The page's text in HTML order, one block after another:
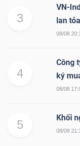
3
VN-
lan
08/08
4
Công
ký
08/08
5
Khối
08/08